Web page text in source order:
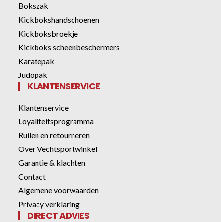
Bokszak
Kickbokshandschoenen
Kickboksbroekje
Kickboks scheenbeschermers
Karatepak
Judopak
KLANTENSERVICE
Klantenservice
Loyaliteitsprogramma
Ruilen en retourneren
Over Vechtsportwinkel
Garantie & klachten
Contact
Algemene voorwaarden
Privacy verklaring
DIRECT ADVIES